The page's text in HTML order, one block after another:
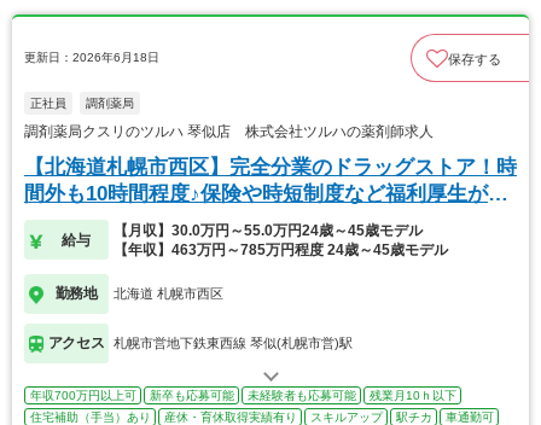
更新日：2026年6月18日 保存する
正社員 調剤薬局
調剤薬局クスリのツルハ 琴似店 株式会社ツルハの薬剤師求人
【北海道札幌市西区】完全分業のドラッグストア！時
間外も10時間程度♪保険や時短制度など福利厚生が充
実
給与
【月収】30.0万円～55.0万円24歳～45歳モデル
【年収】463万円～785万円程度 24歳～45歳モデル
勤務地 北海道 札幌市西区
アクセス 札幌市営地下鉄東西線 琴似(札幌市営)駅
年収700万円以上可 新卒も応募可能 未経験者も応募可能
残業月10ｈ以下
住宅補助（手当）あり
産休・育休取得実績有り スキルアップ 駅チカ
車通勤可